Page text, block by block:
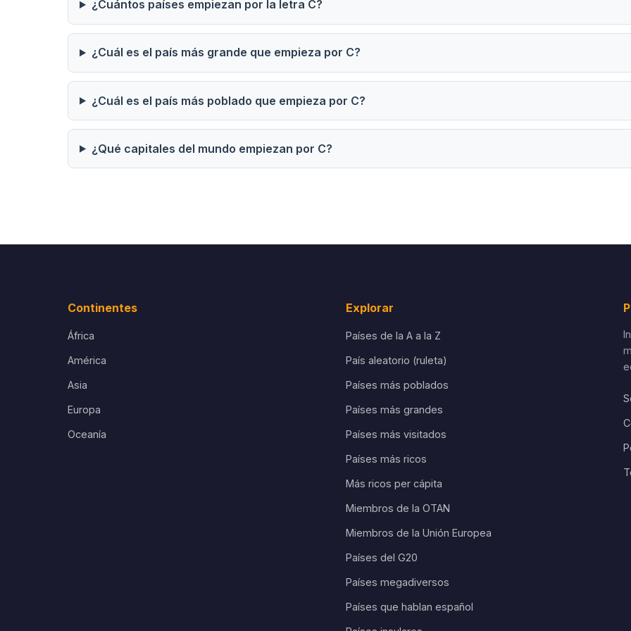
¿Cuántos países empiezan por la letra C?
¿Cuál es el país más grande que empieza por C?
¿Cuál es el país más poblado que empieza por C?
¿Qué capitales del mundo empiezan por C?
Continentes
África
América
Asia
Europa
Oceanía
Explorar
Países de la A a la Z
País aleatorio (ruleta)
Países más poblados
Países más grandes
Países más visitados
Países más ricos
Más ricos per cápita
Miembros de la OTAN
Miembros de la Unión Europea
Países del G20
Países megadiversos
Países que hablan español